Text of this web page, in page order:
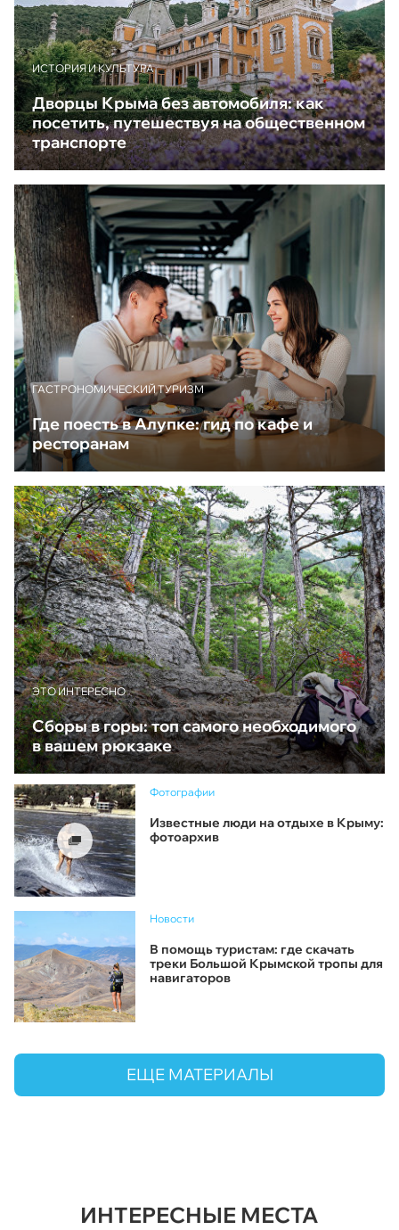
ИСТОРИЯ И КУЛЬТУРА
Дворцы Крыма без автомобиля: как
посетить, путешествуя на общественном
транспорте
ГАСТРОНОМИЧЕСКИЙ ТУРИЗМ
Где поесть в Алупке: гид по кафе и
ресторанам
ЭТО ИНТЕРЕСНО
Сборы в горы: топ самого необходимого
в вашем рюкзаке
Фотографии
Известные люди на отдыхе в Крыму:
фотоархив
Новости
В помощь туристам: где скачать
треки Большой Крымской тропы для
навигаторов
ЕЩЕ МАТЕРИАЛЫ
ИНТЕРЕСНЫЕ МЕСТА